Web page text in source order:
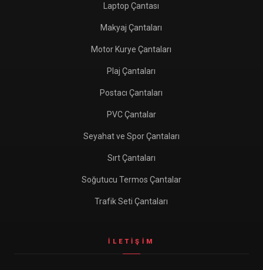
Laptop Çantası
Makyaj Çantaları
Motor Kurye Çantaları
Plaj Çantaları
Postacı Çantaları
PVC Çantalar
Seyahat ve Spor Çantaları
Sırt Çantaları
Soğutucu Termos Çantalar
Trafik Seti Çantaları
İLETIŞIM